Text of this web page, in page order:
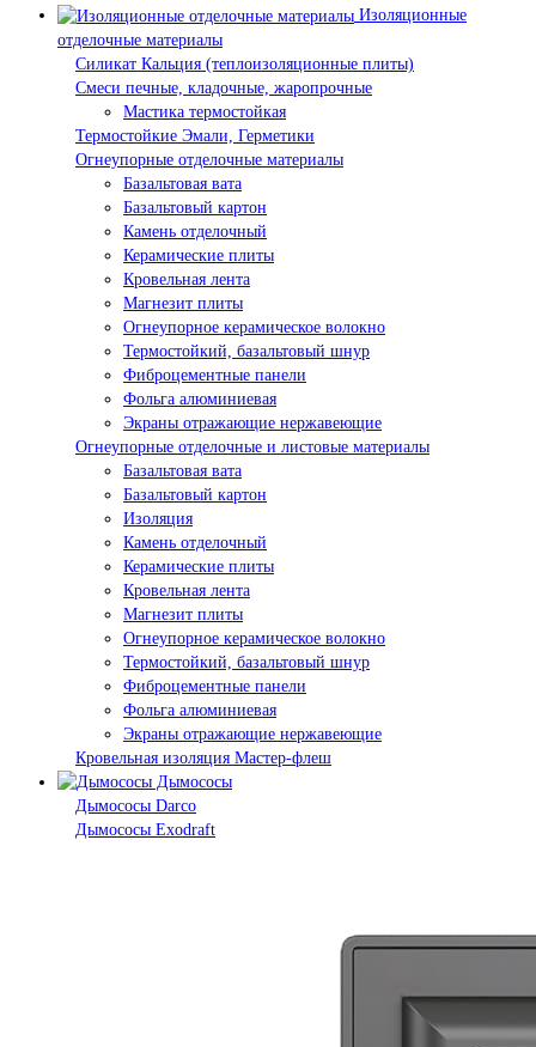
Изоляционные
отделочные материалы
Силикат Кальция (теплоизоляционные плиты)
Смеси печные, кладочные, жаропрочные
Мастика термостойкая
Термостойкие Эмали, Герметики
Огнеупорные отделочные материалы
Базальтовая вата
Базальтовый картон
Камень отделочный
Керамические плиты
Кровельная лента
Магнезит плиты
Огнеупорное керамическое волокно
Термостойкий, базальтовый шнур
Фиброцементные панели
Фольга алюминиевая
Экраны отражающие нержавеющие
Огнеупорные отделочные и листовые материалы
Базальтовая вата
Базальтовый картон
Изоляция
Камень отделочный
Керамические плиты
Кровельная лента
Магнезит плиты
Огнеупорное керамическое волокно
Термостойкий, базальтовый шнур
Фиброцементные панели
Фольга алюминиевая
Экраны отражающие нержавеющие
Кровельная изоляция Мастер-флеш
Дымососы
Дымососы Darco
Дымососы Exodraft